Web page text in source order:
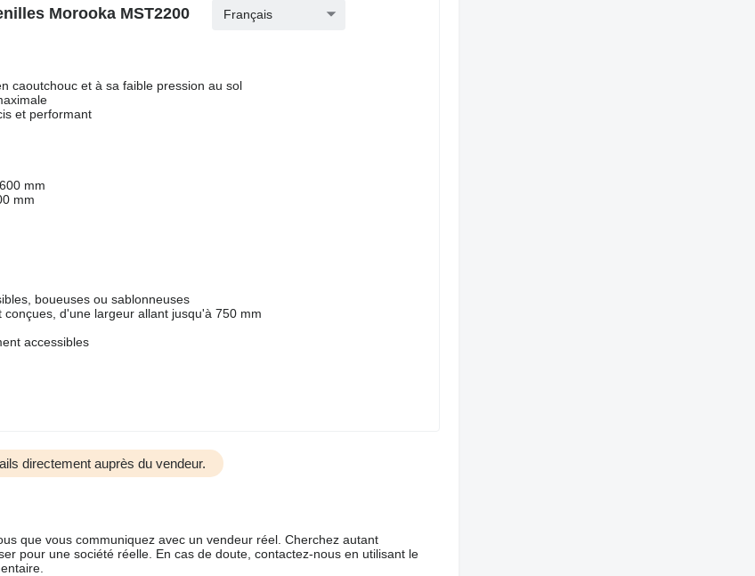
Morooka MST2200 Français
caoutchouc et à sa faible pression au sol
et performant
mm
mm
boueuses ou sablonneuses
d'une largeur allant jusqu'à 750 mm
accessibles
directement auprès du vendeur.
que vous communiquez avec un vendeur réel. Cherchez autant
pour une société réelle. En cas de doute, contactez-nous en utilisant le